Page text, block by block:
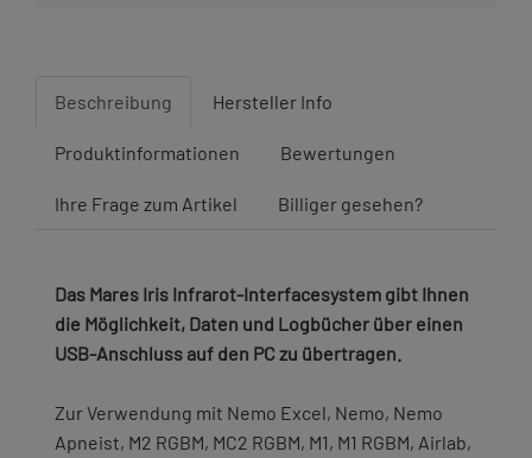
Beschreibung Hersteller Info
Produktinformationen Bewertungen
Ihre Frage zum Artikel Billiger gesehen?
Das Mares Iris Infrarot-Interfacesystem gibt Ihnen
die Möglichkeit, Daten und Logbücher über einen
USB-Anschluss auf den PC zu übertragen.
Zur Verwendung mit Nemo Excel, Nemo, Nemo
Apneist, M2 RGBM, MC2 RGBM, M1, M1 RGBM, Airlab,